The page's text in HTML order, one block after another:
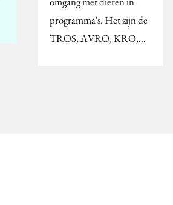
programma's. Het zijn de
TROS, AVRO, KRO,…